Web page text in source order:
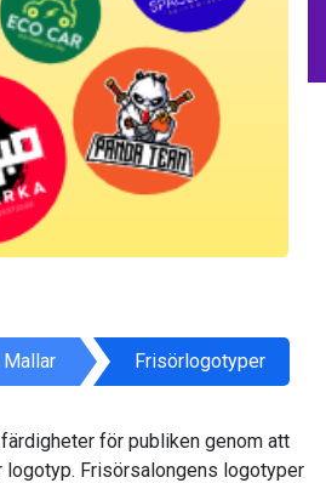
Frisörlogotyper
för publiken genom att
Frisörsalongens logotyper